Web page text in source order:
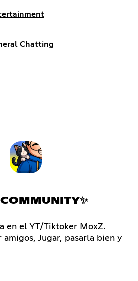
Chatting
en el YT/Tiktoker MoxZ.
amigos, Jugar, pasarla bien y